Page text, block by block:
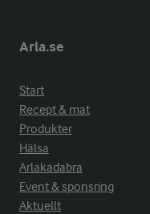
Arla.se
Start
Recept & mat
Produkter
Hälsa
Arlakadabra
Event & sponsring
Aktuellt